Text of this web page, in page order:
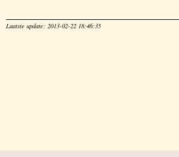
Laatste update: 2013-02-22 18:46:35